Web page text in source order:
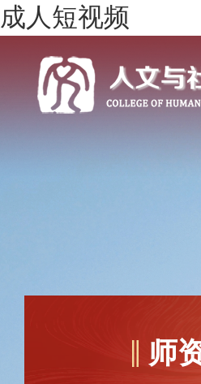
成人短视频
师